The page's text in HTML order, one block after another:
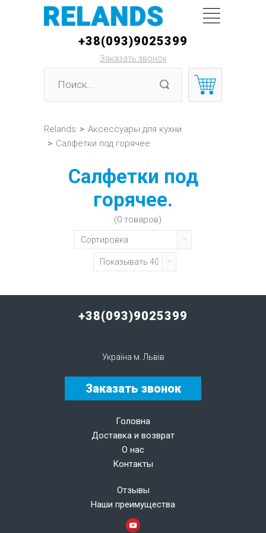
+38(093)9025399
Заказать звонок
Relands > Аксессуары для кухни
> Салфетки под горячее
Салфетки под
горячее.
(0 товаров)
Показывать 40
Сортировка
+38(093)9025399
Україна м. Львів
Заказать звонок
Головна
Доставка и возврат
О нас
Контакты
Отзывы
Наши преимущества